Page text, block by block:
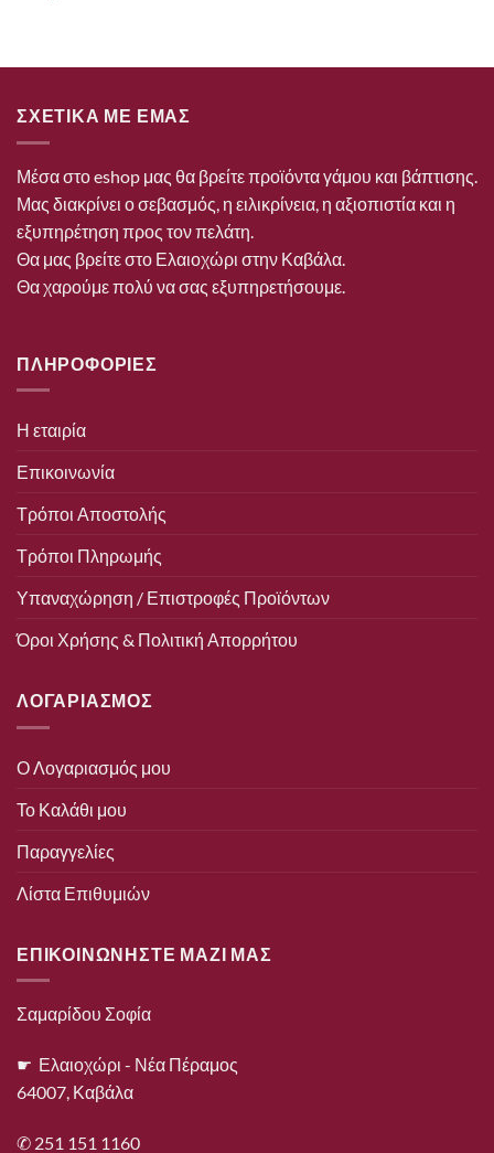
ΣΧΕΤΙΚΑ ΜΕ ΕΜΑΣ
Μέσα στο eshop μας θα βρείτε προϊόντα γάμου και βάπτισης.
Μας διακρίνει ο σεβασμός, η ειλικρίνεια, η αξιοπιστία και η
εξυπηρέτηση προς τον πελάτη.
Θα μας βρείτε στο Ελαιοχώρι στην Καβάλα.
Θα χαρούμε πολύ να σας εξυπηρετήσουμε.
ΠΛΗΡΟΦΟΡΙΕΣ
Η εταιρία
Επικοινωνία
Τρόποι Αποστολής
Τρόποι Πληρωμής
Υπαναχώρηση / Επιστροφές Προϊόντων
Όροι Χρήσης & Πολιτική Απορρήτου
ΛΟΓΑΡΙΑΣΜΟΣ
Ο Λογαριασμός μου
Το Καλάθι μου
Παραγγελίες
Λίστα Επιθυμιών
ΕΠΙΚΟΙΝΩΝΗΣΤΕ ΜΑΖΙ ΜΑΣ
Σαμαρίδου Σοφία
☛ Ελαιοχώρι - Νέα Πέραμος
64007, Καβάλα
✆ 251 151 1160